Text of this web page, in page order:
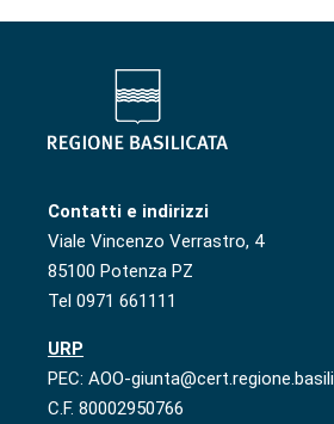
Contatti e indirizzi
Viale Vincenzo Verrastro, 4
85100 Potenza PZ
Tel 0971 661111
URP
PEC: AOO-
C.F. 80002950766